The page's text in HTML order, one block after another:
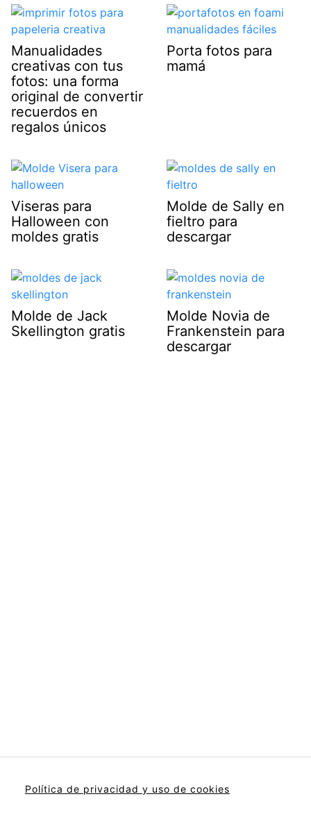
Manualidades
creativas con tus
fotos: una forma
original de convertir
recuerdos en
regalos únicos
Porta fotos para
mamá
Viseras para
Halloween con
moldes gratis
Molde de Sally en
fieltro para
descargar
Molde de Jack
Skellington gratis
Molde Novia de
Frankenstein para
descargar
Política de privacidad y uso de cookies